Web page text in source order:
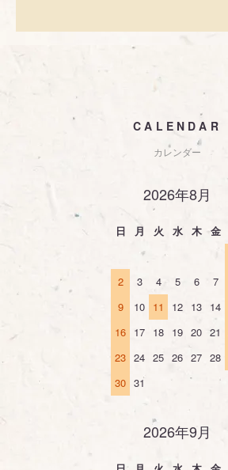
CALENDAR
カレンダー
2026年8月
日 月 火 水 木 金
2
3 4 5 6 7
9
10 11 12 13 14
16 17 18 19 20 21
23 24 25 26 27 28
30 31
2026年9月